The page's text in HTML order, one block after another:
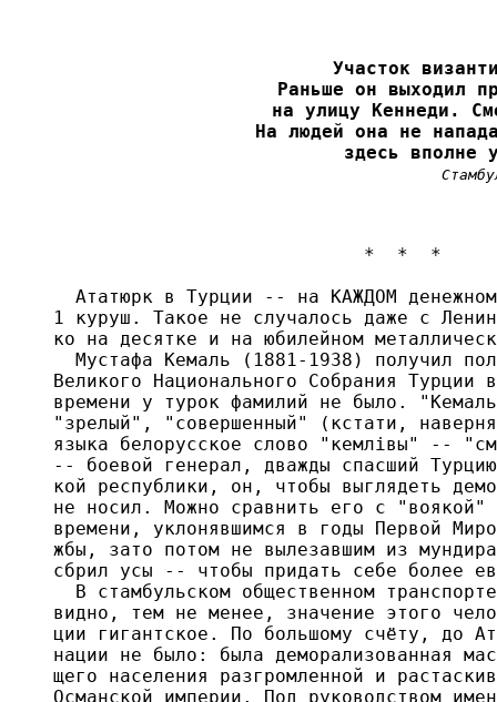
Участок
Раньше он выходил
на улицу Кеннеди.
На людей она не
здесь вполне
                            *  *  *
Ататюрк в Турции -- на КАЖДОМ
1 куруш. Такое не случалось даже с
ко на десятке и на юбилейном
Мустафа Кемаль (1881-1938) получил
Великого Национального Собрания
времени у турок фамилий не было.
"зрелый", "совершенный" (кстати,
языка белорусское слово "кемлiвы" --
-- боевой генерал, дважды спасший
кой республики, он, чтобы выглядеть
не носил. Можно сравнить его с "воякой"
времени, уклонявшимся в годы Первой
жбы, зато потом не вылезавшим из
сбрил усы -- чтобы придать себе более
В стамбульском общественном
видно, тем не менее, значение этого
ции гигантское. По большому счёту, до
нации не было: была деморализованная
щего населения разгромленной и
Османской империи. Под руководством